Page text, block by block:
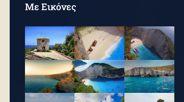
Με Εικόνες